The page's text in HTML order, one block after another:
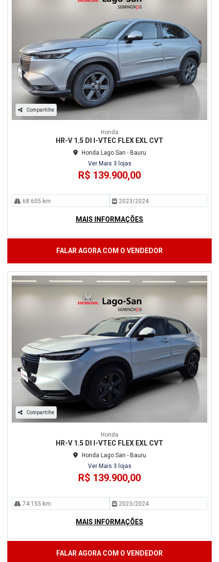
Compartilhe
Honda
HR-V 1.5 DI I-VTEC FLEX EXL CVT
Honda Lago San - Bauru
Ver Mais 3 lojas
R$ 139.900,00
68.605 km 2023/2024
MAIS INFORMAÇÕES
FALAR AGORA COM O VENDEDOR
Compartilhe
Honda
HR-V 1.5 DI I-VTEC FLEX EXL CVT
Honda Lago San - Bauru
Ver Mais 3 lojas
R$ 139.900,00
74.155 km 2023/2024
MAIS INFORMAÇÕES
FALAR AGORA COM O VENDEDOR